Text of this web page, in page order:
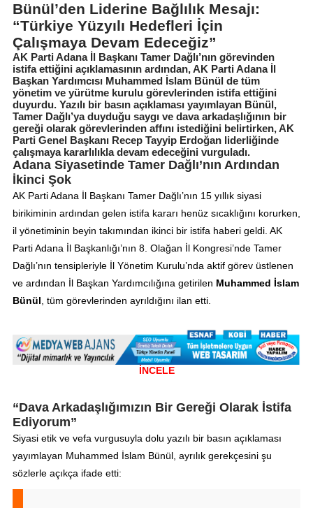
Bünül’den Liderine Bağlılık Mesajı:
“Türkiye Yüzyılı Hedefleri İçin
Çalışmaya Devam Edeceğiz”
AK Parti Adana İl Başkanı Tamer Dağlı’nın görevinden
istifa ettiğini açıklamasının ardından, AK Parti Adana İl
Başkan Yardımcısı Muhammed İslam Bünül de tüm
yönetim ve yürütme kurulu görevlerinden istifa ettiğini
duyurdu. Yazılı bir basın açıklaması yayımlayan Bünül,
Tamer Dağlı’ya duyduğu saygı ve dava arkadaşlığının bir
gereği olarak görevlerinden affını istediğini belirtirken, AK
Parti Genel Başkanı Recep Tayyip Erdoğan liderliğinde
çalışmaya kararlılıkla devam edeceğini vurguladı.
Adana Siyasetinde Tamer Dağlı’nın Ardından
İkinci Şok
AK Parti Adana İl Başkanı Tamer Dağlı’nın 15 yıllık siyasi
birikiminin ardından gelen istifa kararı henüz sıcaklığını korurken,
il yönetiminin beyin takımından ikinci bir istifa haberi geldi. AK
Parti Adana İl Başkanlığı’nın 8. Olağan İl Kongresi’nde Tamer
Dağlı’nın tensipleriyle İl Yönetim Kurulu’nda aktif görev üstlenen
ve ardından İl Başkan Yardımcılığına getirilen Muhammed İslam
Bünül, tüm görevlerinden ayrıldığını ilan etti.
İNCELE
“Dava Arkadaşlığımızın Bir Gereği Olarak İstifa
Ediyorum”
Siyasi etik ve vefa vurgusuyla dolu yazılı bir basın açıklaması
yayımlayan Muhammed İslam Bünül, ayrılık gerekçesini şu
sözlerle açıkça ifade etti: